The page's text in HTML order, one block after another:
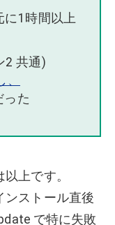
に1時間以上
2 共通)
った
上です。
ンストール直後
で特に失敗